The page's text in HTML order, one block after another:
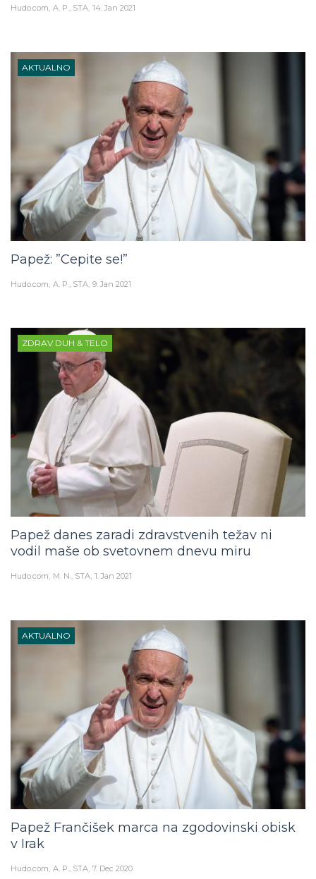
Hudo.com A. P., STA 14. Jan 2021
AKTUALNO
Papež: ”Cepite se!”
Hudo.com A. P., STA 9. Jan 2021
ZDRAV DUH & TELO
Papež danes zaradi zdravstvenih težav ni
vodil maše ob svetovnem dnevu miru
Hudo.com M. N., STA 1. Jan 2021
AKTUALNO
Papež Frančišek marca na zgodovinski obisk
v Irak
Hudo.com A. P., STA 7. Dec 2020